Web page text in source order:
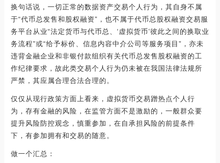
换句话说，一切正常的数据资产交易个人行为，其自身不属
于“代币总发售和股权融资”，也不属于代币总股权融资交易服
务平台从业“法定货币与代币总、‘虚拟货币’彼此之间的换取业
务流程”或“给予标价、信息内容中介公司等服务项目”，亦未
违背金融企业和非银付款组织有关代币总发售股权融资的工
作纪律要求，故此类交易个人行为仍未被在我国法律法规所
严禁，其应属合理合法合理的。
仅仅从现行政策方面上看来，虚拟货币交易蹭热点个人行
为，存有金融的风险，在监管方面不是激励的，一般群众要
提升风险防控观念，慎重参加，在自承担风险的前提条件
下，有参加拥有和交易的随意。
做一个汇总：